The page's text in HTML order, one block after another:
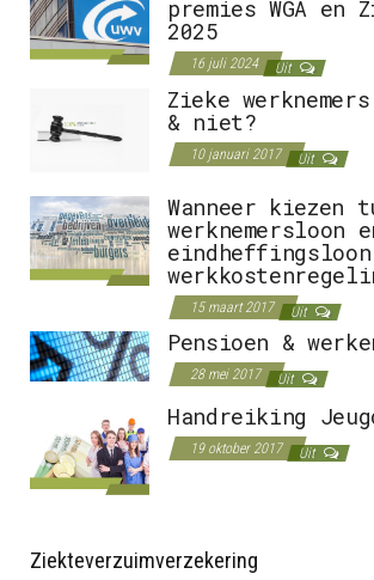
premies WGA en
2025
16 juli 2024 Uit
Zieke
& niet?
10 januari 2017 Uit
Wanneer kiezen
werknemersloon
eindheffingsloon
15 maart 2017 Uit
Pensioen &
28 mei 2017 Uit
Handreiking
19 oktober 2017 Uit
Ziekteverzuimverzekering